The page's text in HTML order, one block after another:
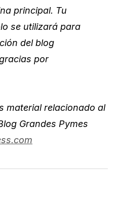
principal. Tu
se utilizará para
del blog
por
material relacionado al
Grandes Pymes